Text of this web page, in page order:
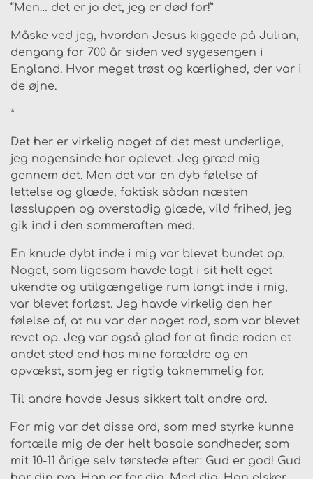
“Men… det er jo det, jeg er død for!”
Måske ved jeg, hvordan Jesus kiggede på Julian,
dengang for 700 år siden ved sygesengen i
England. Hvor meget trøst og kærlighed, der var i
de øjne.
*
Det her er virkelig noget af det mest underlige,
jeg nogensinde har oplevet. Jeg græd mig
gennem det. Men det var en dyb følelse af
lettelse og glæde, faktisk sådan næsten
løssluppen og overstadig glæde, vild frihed, jeg
gik ind i den sommeraften med.
En knude dybt inde i mig var blevet bundet op.
Noget, som ligesom havde lagt i sit helt eget
ukendte og utilgængelige rum langt inde i mig,
var blevet forløst. Jeg havde virkelig den her
følelse af, at nu var der noget rod, som var blevet
revet op. Jeg var også glad for at finde roden et
andet sted end hos mine forældre og en
opvækst, som jeg er rigtig taknemmelig for.
Til andre havde Jesus sikkert talt andre ord.
For mig var det disse ord, som med styrke kunne
fortælle mig de der helt basale sandheder, som
mit 10-11 årige selv tørstede efter: Gud er god! Gud